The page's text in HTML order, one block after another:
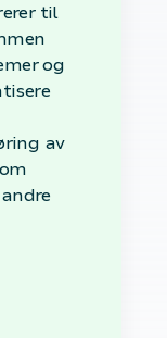
til
og
av